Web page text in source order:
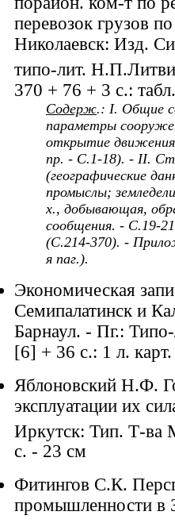
перевозок грузов
Николаевск: Изд.
типо-лит.
370 + 76 + 3 с.: табл.
Содерж.: I. Общие
параметры
открытие
пр. - С.1-18). - II.
(географические
промыслы;
х., добывающая,
сообщения. - С.19-
(С.214-370). -
я паг.).
Экономическая
Семипалатинск и
Барнаул. - Пг.:
[6] + 36 с.: 1 л. карт.
Яблоновский Н.Ф.
эксплуатации их
Иркутск: Тип. Т-
с. - 23 см
Фитингов С.К.
промышленности в